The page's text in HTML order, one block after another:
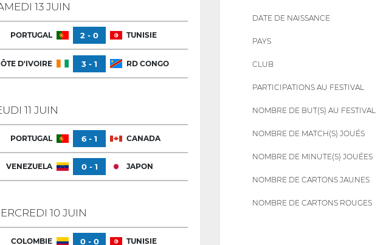
13 JUIN
PORTUGAL 2 - 0 TUNISIE
D'IVOIRE 3 - 1 RD CONGO
11 JUIN
PORTUGAL 6 - 1 CANADA
VENEZUELA 0 - 1 JAPON
10 JUIN
COLOMBIE 0 - 0 TUNISIE
DATE DE NAISSANCE
PAYS
CLUB
PARTICIPATIONS AU FESTIVAL
NOMBRE DE BUT(S) AU FESTIVAL
NOMBRE DE MATCH(S) JOUÉS
NOMBRE DE MINUTE(S) JOUÉES
NOMBRE DE CARTONS JAUNES
NOMBRE DE CARTONS ROUGES